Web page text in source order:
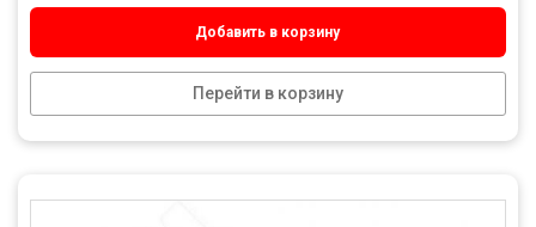
Добавить в корзину
Перейти в корзину